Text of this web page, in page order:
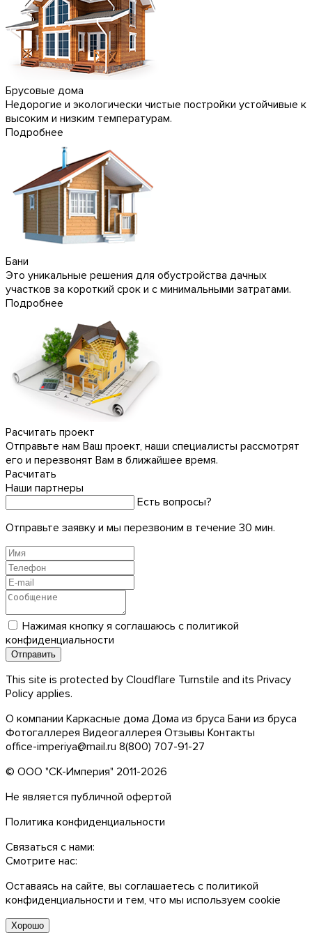
Брусовые дома
Недорогие и экологически чистые постройки устойчивые к
высоким и низким температурам.
Подробнее
Бани
Это уникальные решения для обустройства дачных
участков за короткий срок и с минимальными затратами.
Подробнее
Расчитать проект
Отправьте нам Ваш проект, наши специалисты рассмотрят
его и перезвонят Вам в ближайшее время.
Расчитать
Наши партнеры
Есть вопросы?
Отправьте заявку и мы перезвоним в течение 30 мин.
Нажимая кнопку я соглашаюсь с политикой
конфиденциальности
This site is protected by Cloudflare Turnstile and its Privacy
Policy applies.
О компании Каркасные дома Дома из бруса Бани из бруса
Фотогаллерея Видеогаллерея Отзывы Контакты
office-imperiya@mail.ru 8(800) 707-91-27
© ООО "СК-Империя" 2011-2026
Не является публичной офертой
Политика конфиденциальности
Связаться с нами:
Смотрите нас:
Оставаясь на сайте, вы соглашаетесь с политикой
конфиденциальности и тем, что мы используем сookie
Хорошо